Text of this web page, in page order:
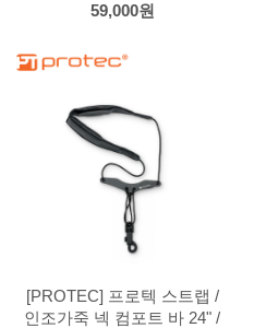
59,000원
[PROTEC] 프로텍 스트랩 /
인조가죽 넥 컴포트 바 24" /